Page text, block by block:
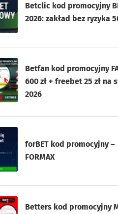
Betclic kod promocyjny
2026: zakład bez ryzyka
Betfan kod promocyjny
600 zł + freebet 25 zł na
2026
forBET kod promocyjny –
FORMAX
Betters kod promocyjny